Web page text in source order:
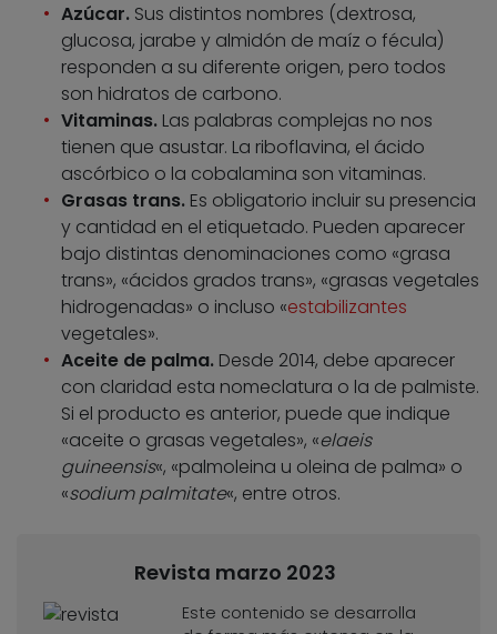
Azúcar. Sus distintos nombres (dextrosa,
glucosa, jarabe y almidón de maíz o fécula)
responden a su diferente origen, pero todos
son hidratos de carbono.
Vitaminas. Las palabras complejas no nos
tienen que asustar. La riboflavina, el ácido
ascórbico o la cobalamina son vitaminas.
Grasas trans. Es obligatorio incluir su presencia
y cantidad en el etiquetado. Pueden aparecer
bajo distintas denominaciones como «grasa
trans», «ácidos grados trans», «grasas vegetales
hidrogenadas» o incluso «estabilizantes
vegetales».
Aceite de palma. Desde 2014, debe aparecer
con claridad esta nomeclatura o la de palmiste.
Si el producto es anterior, puede que indique
«aceite o grasas vegetales», «elaeis
guineensis«, «palmoleina u oleina de palma» o
«sodium palmitate«, entre otros.
Revista marzo 2023
Este contenido se desarrolla